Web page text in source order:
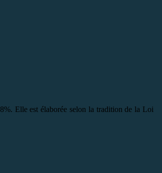
Elle est élaborée selon la tradition de la Loi